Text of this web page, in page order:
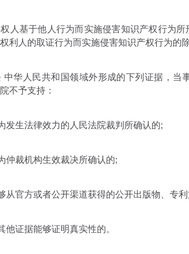
基于他人行为而实施侵害知识产权行为所
利人的取证行为而实施侵害知识产权行为的除
人民共和国领域外形成的下列证据，当
不予支持：
生法律效力的人民法院裁判所确认的;
裁机构生效裁决所确认的;
官方或者公开渠道获得的公开出版物、专利
证据能够证明真实性的。